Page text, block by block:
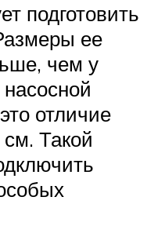
подготовить
ее
чем у
отличие
Такой